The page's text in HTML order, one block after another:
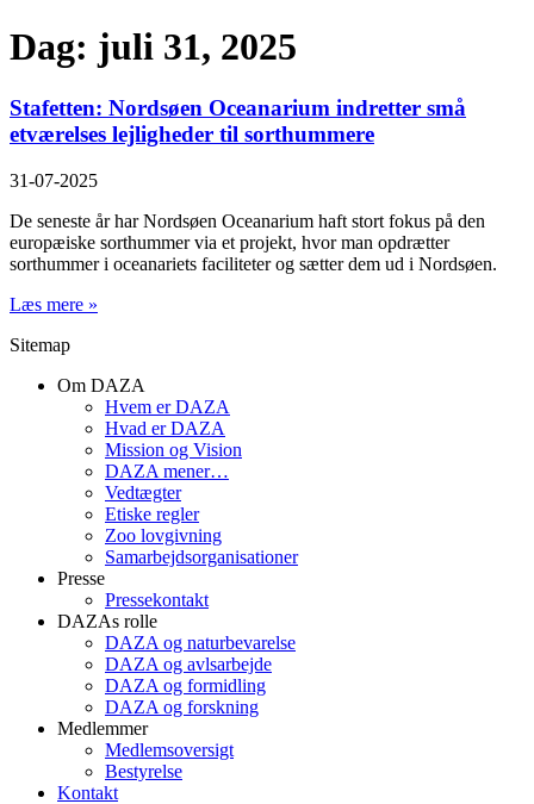
Dag: juli 31, 2025
Stafetten: Nordsøen Oceanarium indretter små
etværelses lejligheder til sorthummere
31-07-2025
De seneste år har Nordsøen Oceanarium haft stort fokus på den
europæiske sorthummer via et projekt, hvor man opdrætter
sorthummer i oceanariets faciliteter og sætter dem ud i Nordsøen.
Læs mere »
Sitemap
Om DAZA
Hvem er DAZA
Hvad er DAZA
Mission og Vision
DAZA mener…
Vedtægter
Etiske regler
Zoo lovgivning
Samarbejdsorganisationer
Presse
Pressekontakt
DAZAs rolle
DAZA og natur­bevarelse
DAZA og avls­arbejde
DAZA og formidling
DAZA og forskning
Medlemmer
Medlemsoversigt
Bestyrelse
Kontakt